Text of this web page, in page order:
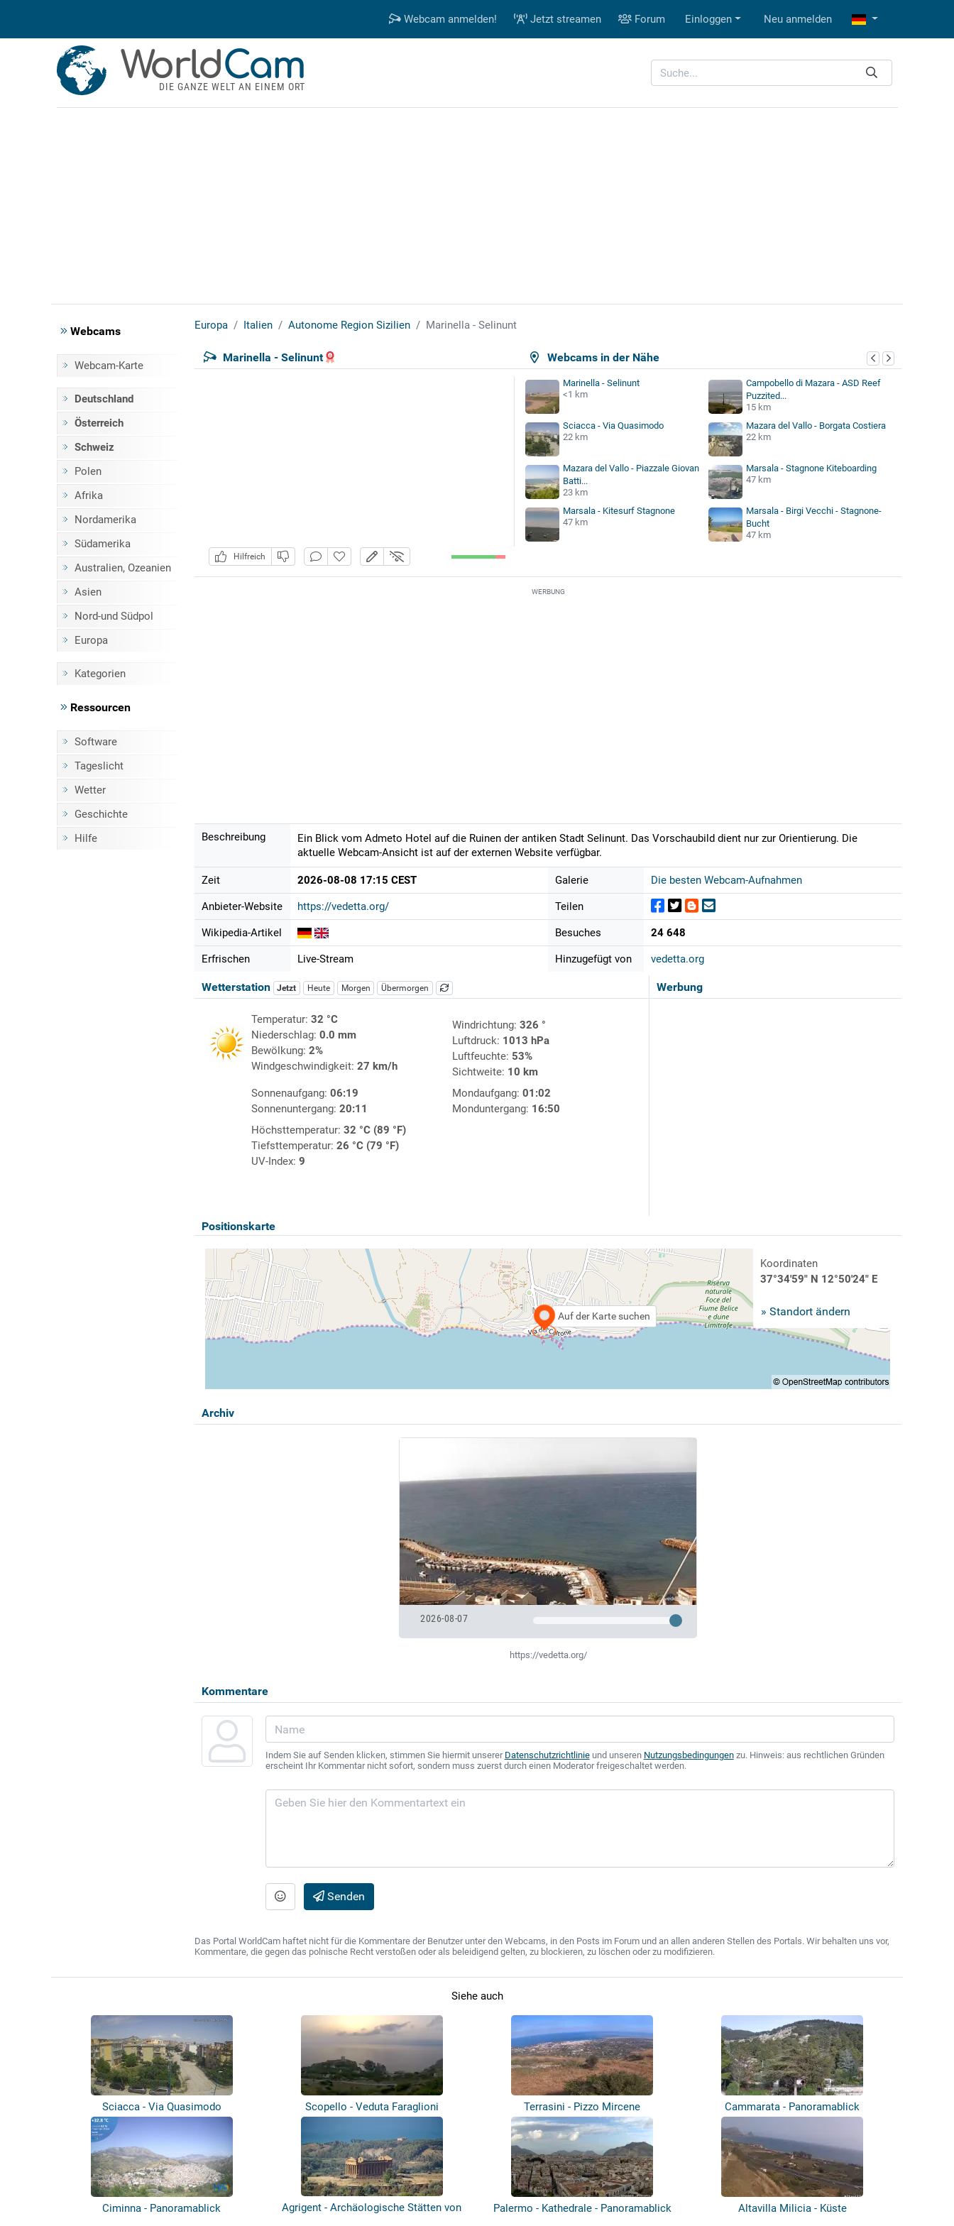
Webcam anmelden! Jetzt streamen Forum Einloggen Neu anmelden
WorldCam
DIE GANZE WELT AN EINEM ORT
Webcams
Webcam-Karte
Deutschland
Österreich
Schweiz
Polen
Afrika
Nordamerika
Südamerika
Australien, Ozeanien
Asien
Nord-und Südpol
Europa
Kategorien
Ressourcen
Software
Tageslicht
Wetter
Geschichte
Hilfe
Europa Italien Autonome Region Sizilien Marinella - Selinunt
Webcams in der Nähe
Marinella - Selinunt
Hilfreich
Marinella - Selinunt
<1 km
Campobello di Mazara - ASD Reef
Puzzited...
15 km
Sciacca - Via Quasimodo
22 km
Mazara del Vallo - Borgata Costiera
22 km
Mazara del Vallo - Piazzale Giovan
Batti...
23 km
Marsala - Stagnone Kiteboarding
47 km
Marsala - Kitesurf Stagnone
47 km
Marsala - Birgi Vecchi - Stagnone-
Bucht
47 km
WERBUNG
Beschreibung
Ein Blick vom Admeto Hotel auf die Ruinen der antiken Stadt Selinunt. Das Vorschaubild dient nur zur Orientierung. Die
aktuelle Webcam-Ansicht ist auf der externen Website verfügbar.
Zeit 2026-08-08 17:15 CEST
Anbieter-Website https://vedetta.org/
Wikipedia-Artikel
Erfrischen Live-Stream
Galerie Die besten Webcam-Aufnahmen
Teilen
Besuches 24 648
Hinzugefügt von vedetta.org
Werbung
Wetterstation Jetzt Heute Morgen Übermorgen
Temperatur: 32 °C
Niederschlag: 0.0 mm
Bewölkung: 2%
Windgeschwindigkeit: 27 km/h
Windrichtung: 326 °
Luftdruck: 1013 hPa
Luftfeuchte: 53%
Sichtweite: 10 km
Sonnenaufgang: 06:19
Sonnenuntergang: 20:11
Mondaufgang: 01:02
Monduntergang: 16:50
Höchsttemperatur: 32 °C (89 °F)
Tiefsttemperatur: 26 °C (79 °F)
UV-Index: 9
Positionskarte
Auf der Karte suchen
Koordinaten
37°34'59" N 12°50'24" E
» Standort ändern
Archiv
2026-08-07
https://vedetta.org/
Kommentare
Indem Sie auf Senden klicken, stimmen Sie hiermit unserer Datenschutzrichtlinieund unseren Nutzungsbedingungenzu. Hinweis: aus rechtlichen Gründen
erscheint Ihr Kommentar nicht sofort, sondern muss zuerst durch einen Moderator freigeschaltet werden.
Senden
Das Portal WorldCam haftet nicht für die Kommentare der Benutzer unter den Webcams, in den Posts im Forum und an allen anderen Stellen des Portals. Wir behalten uns vor,
Kommentare, die gegen das polnische Recht verstoßen oder als beleidigend gelten, zu blockieren, zu löschen oder zu modifizieren.
Siehe auch
Sciacca - Via Quasimodo Scopello - Veduta Faraglioni Terrasini - Pizzo Mircene Cammarata - Panoramablick
Ciminna - Panoramablick
Agrigent - Archäologische Stätten von
Palermo - Kathedrale - Panoramablick Altavilla Milicia - Küste